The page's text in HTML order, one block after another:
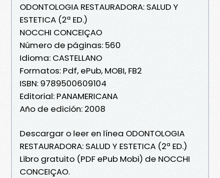
ODONTOLOGIA RESTAURADORA: SALUD Y
ESTETICA (2ª ED.)
NOCCHI CONCEIÇAO
Número de páginas: 560
Idioma: CASTELLANO
Formatos: Pdf, ePub, MOBI, FB2
ISBN: 9789500609104
Editorial: PANAMERICANA
Año de edición: 2008
Descargar o leer en línea ODONTOLOGIA
RESTAURADORA: SALUD Y ESTETICA (2ª ED.)
Libro gratuito (PDF ePub Mobi) de NOCCHI
CONCEIÇAO.